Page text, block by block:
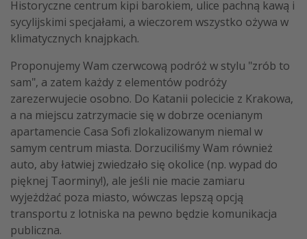
Historyczne centrum kipi barokiem, ulice pachną kawą i
sycylijskimi specjałami, a wieczorem wszystko ożywa w
klimatycznych knajpkach.
Proponujemy Wam czerwcową podróż w stylu "zrób to
sam", a zatem każdy z elementów podróży
zarezerwujecie osobno. Do Katanii polecicie z Krakowa,
a na miejscu zatrzymacie się w dobrze ocenianym
apartamencie Casa Sofi zlokalizowanym niemal w
samym centrum miasta. Dorzuciliśmy Wam również
auto, aby łatwiej zwiedzało się okolice (np. wypad do
pięknej Taorminy!), ale jeśli nie macie zamiaru
wyjeżdżać poza miasto, wówczas lepszą opcją
transportu z lotniska na pewno będzie komunikacja
publiczna.